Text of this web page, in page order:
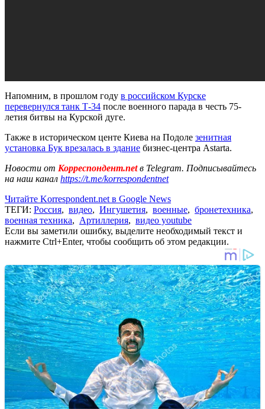
Напомним, в прошлом году в российском Курске
перевернулся танк Т-34 после военного парада в честь 75-
летия битвы на Курской дуге.
Также в историческом центе Киева на Подоле зенитная
установка Бук врезалась в здание бизнес-центра Astarta.
Новости от Корреспондент.netв Telegram. Подписывайтесь
на наш канал https://t.me/korrespondentnet
Читайте Korrespondent.net в Google News
ТЕГИ: Россия, видео, Ингушетия, военные, бронетехника,
военная техника, Артиллерия, видео youtube
Если вы заметили ошибку, выделите необходимый текст и
нажмите Ctrl+Enter, чтобы сообщить об этом редакции.